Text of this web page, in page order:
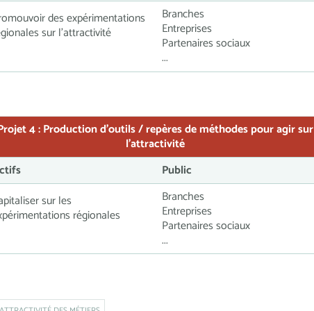
des expérimentations
sur l’attractivité
Branches
Entreprises
Partenaires sociaux
...
4 :Production d’outils / repères de méthodes pour agir sur
l’attractivité
Public
sur les
régionales
Branches
Entreprises
Partenaires sociaux
...